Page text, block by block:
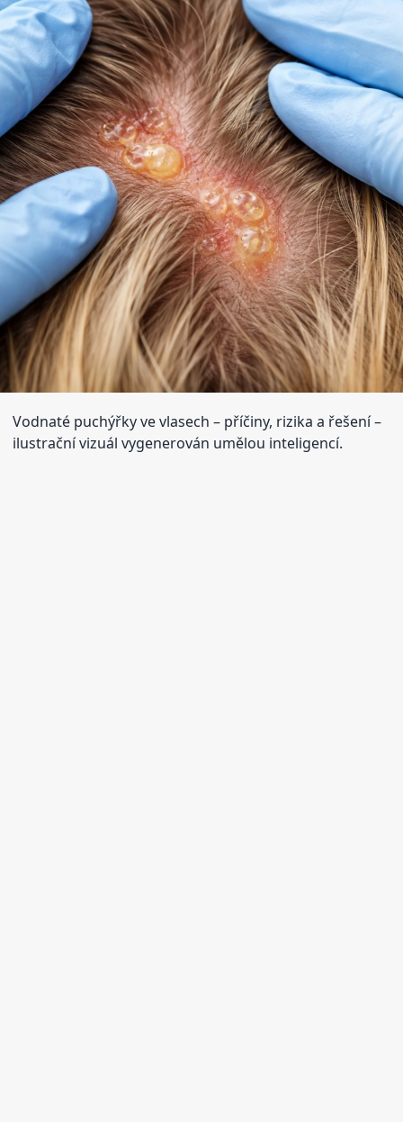
Vodnaté puchýřky ve vlasech – příčiny, rizika a řešení–
ilustrační vizuál vygenerován umělou inteligencí.